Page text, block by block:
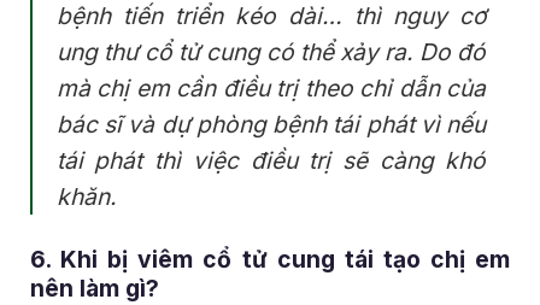
bệnh tiến triển kéo dài… thì nguy cơ
ung thư cổ tử cung có thể xảy ra. Do đó
mà chị em cần điều trị theo chỉ dẫn của
bác sĩ và dự phòng bệnh tái phát vì nếu
tái phát thì việc điều trị sẽ càng khó
khăn.
6. Khi bị viêm cổ tử cung tái tạo chị em
nên làm gì?